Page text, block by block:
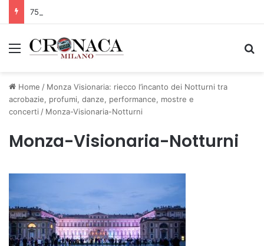
Menu
Home / Monza Visionaria: riecco l’incanto dei Notturni tra
acrobazie, profumi, danze, performance, mostre e
concerti / Monza-Visionaria-Notturni
Monza-Visionaria-Notturni